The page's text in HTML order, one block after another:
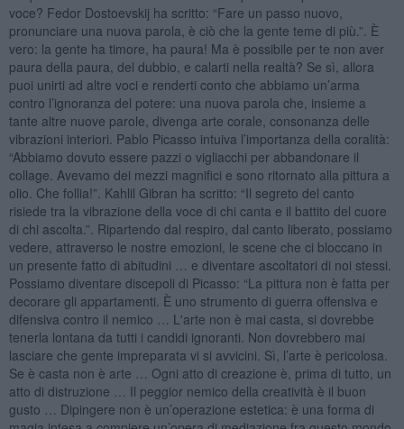
voce? Fedor Dostoevskij ha scritto: “Fare un passo nuovo,
pronunciare una nuova parola, è ciò che la gente teme di più.”. È
vero: la gente ha timore, ha paura! Ma è possibile per te non aver
paura della paura, del dubbio, e calarti nella realtà? Se sì, allora
puoi unirti ad altre voci e renderti conto che abbiamo un’arma
contro l’ignoranza del potere: una nuova parola che, insieme a
tante altre nuove parole, divenga arte corale, consonanza delle
vibrazioni interiori. Pablo Picasso intuiva l’importanza della coralità:
“Abbiamo dovuto essere pazzi o vigliacchi per abbandonare il
collage. Avevamo dei mezzi magnifici e sono ritornato alla pittura a
olio. Che follia!”. Kahlil Gibran ha scritto: “Il segreto del canto
risiede tra la vibrazione della voce di chi canta e il battito del cuore
di chi ascolta.”. Ripartendo dal respiro, dal canto liberato, possiamo
vedere, attraverso le nostre emozioni, le scene che ci bloccano in
un presente fatto di abitudini … e diventare ascoltatori di noi stessi.
Possiamo diventare discepoli di Picasso: “La pittura non è fatta per
decorare gli appartamenti. È uno strumento di guerra offensiva e
difensiva contro il nemico … L'arte non è mai casta, si dovrebbe
tenerla lontana da tutti i candidi ignoranti. Non dovrebbero mai
lasciare che gente impreparata vi si avvicini. Sì, l’arte è pericolosa.
Se è casta non è arte … Ogni atto di creazione è, prima di tutto, un
atto di distruzione … Il peggior nemico della creatività è il buon
gusto … Dipingere non è un’operazione estetica: è una forma di